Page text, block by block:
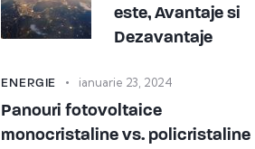
este, Avantaje si
Dezavantaje
ENERGIE ianuarie 23, 2024
Panouri fotovoltaice
monocristaline vs. policristaline